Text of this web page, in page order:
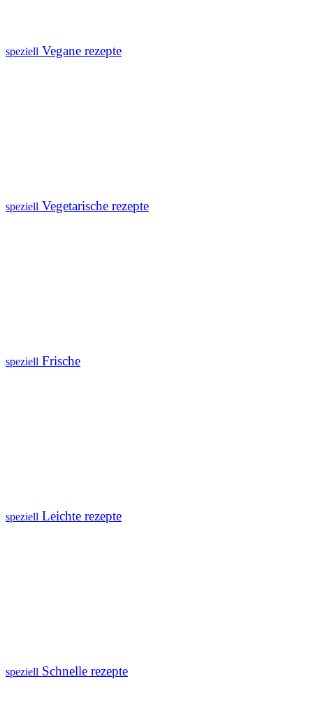
speziell Vegane rezepte
speziell Vegetarische rezepte
speziell Frische
speziell Leichte rezepte
speziell Schnelle rezepte